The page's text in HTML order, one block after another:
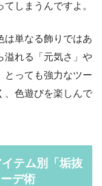
しまうんですよ。
は単なる飾りではあ
溢れる「元気さ」や
とっても強力なツー
、色遊びを楽しんで
テム別「垢抜
デ術